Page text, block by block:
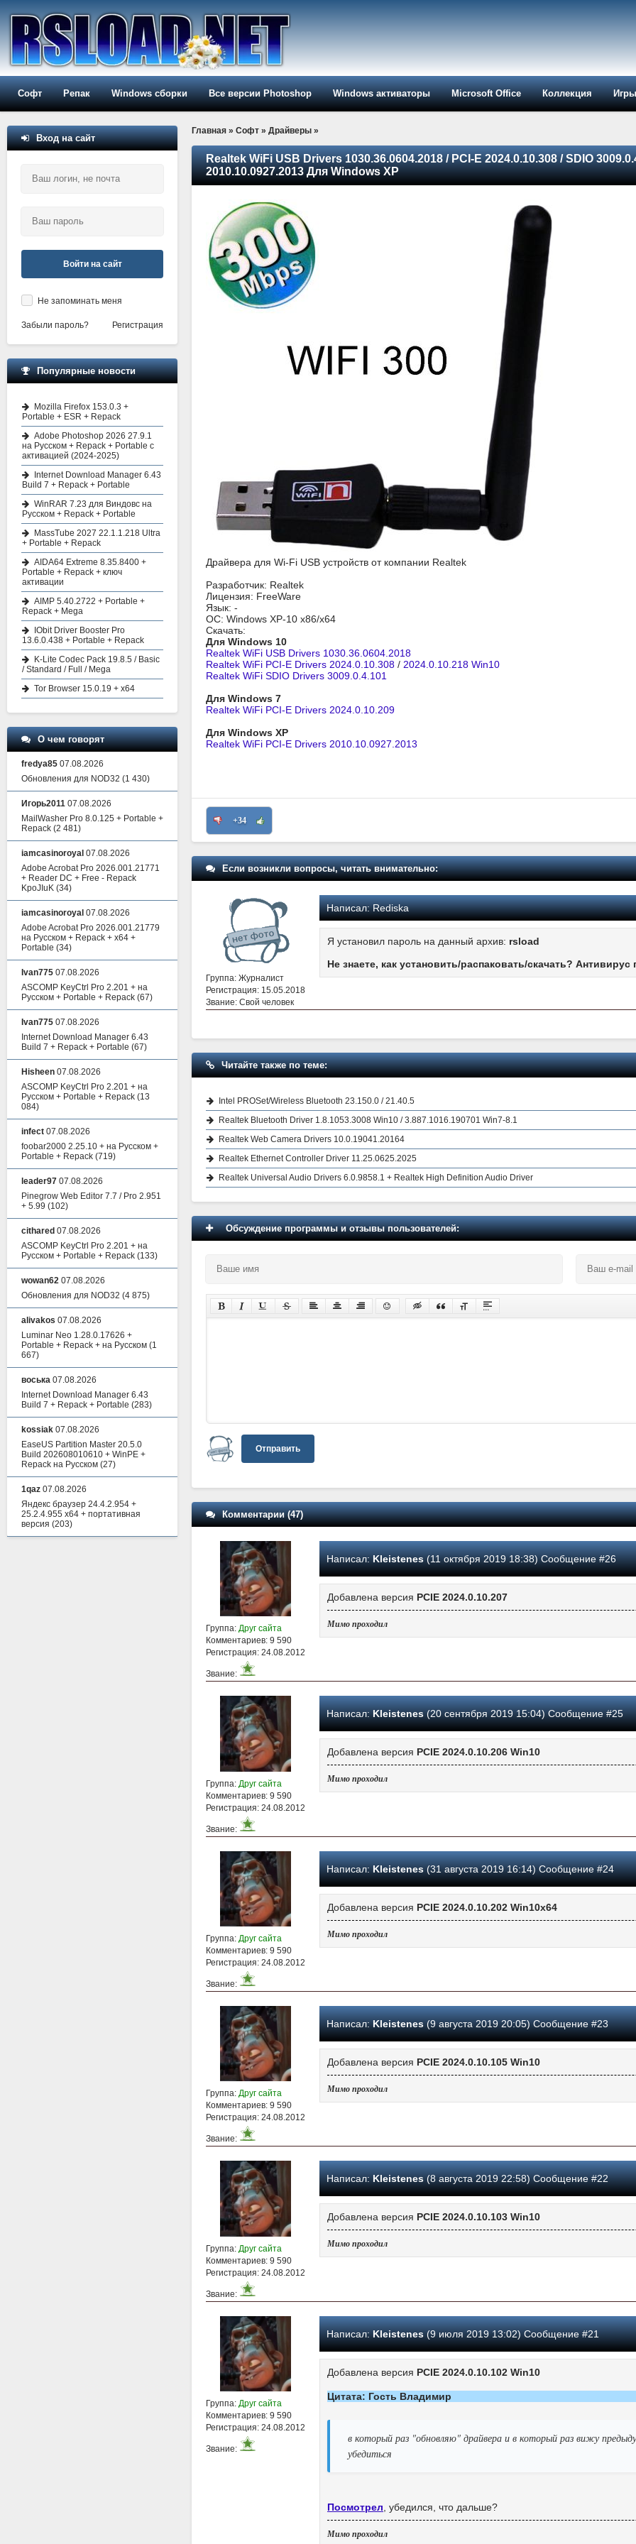
Софт Репак Windows сборки Все версии Photoshop Windows активаторы Microsoft Office Коллекция Игры
Главная » Софт » Драйверы »
Realtek WiFi USB Drivers 1030.36.0604.2018 / PCI-E 2024.0.10.308 / SDIO
2010.10.0927.2013 Для Windows XP
Драйвера для Wi-Fi USB устройств от компании Realtek
Разработчик: Realtek
Лицензия: FreeWare
Язык: -
ОС: Windows XP-10 x86/x64
Скачать:
Для Windows 10
Realtek WiFi USB Drivers 1030.36.0604.2018
Realtek WiFi PCI-E Drivers 2024.0.10.308 / 2024.0.10.218 Win10
Realtek WiFi SDIO Drivers 3009.0.4.101
Для Windows 7
Realtek WiFi PCI-E Drivers 2024.0.10.209
Для Windows XP
Realtek WiFi PCI-E Drivers 2010.10.0927.2013
+34
Если возникли вопросы, читать внимательно:
Группа: Журналист
Регистрация: 15.05.2018
Звание: Свой человек
Написал:Rediska
Я установил пароль на данный архив: rsload
Не знаете, как установить/распаковать/скачать?
Читайте также по теме:
Intel PROSet/Wireless Bluetooth 23.150.0 / 21.40.5
Realtek Bluetooth Driver 1.8.1053.3008 Win10 / 3.887.1016.190701 Win7-8.1
Realtek Web Camera Drivers 10.0.19041.20164
Realtek Ethernet Controller Driver 11.25.0625.2025
Realtek Universal Audio Drivers 6.0.9858.1 + Realtek High Definition Audio Driver
Обсуждение программы и отзывы пользователей:
Отправить
Комментарии (47)
Группа: Друг сайта
Комментариев: 9 590
Регистрация: 24.08.2012
Звание:
Написал: Kleistenes(11 октября 2019 18:38) Сообщение #26
Добавлена версия PCIE 2024.0.10.207
Мимо проходил
Группа: Друг сайта
Комментариев: 9 590
Регистрация: 24.08.2012
Звание:
Написал: Kleistenes(20 сентября 2019 15:04) Сообщение #25
Добавлена версия PCIE 2024.0.10.206 Win10
Мимо проходил
Группа: Друг сайта
Комментариев: 9 590
Регистрация: 24.08.2012
Звание:
Написал: Kleistenes(31 августа 2019 16:14) Сообщение #24
Добавлена версия PCIE 2024.0.10.202 Win10x64
Мимо проходил
Группа: Друг сайта
Комментариев: 9 590
Регистрация: 24.08.2012
Звание:
Написал: Kleistenes(9 августа 2019 20:05) Сообщение #23
Добавлена версия PCIE 2024.0.10.105 Win10
Мимо проходил
Группа: Друг сайта
Комментариев: 9 590
Регистрация: 24.08.2012
Звание:
Написал: Kleistenes(8 августа 2019 22:58) Сообщение #22
Добавлена версия PCIE 2024.0.10.103 Win10
Мимо проходил
Группа: Друг сайта
Комментариев: 9 590
Регистрация: 24.08.2012
Звание:
Написал: Kleistenes(9 июля 2019 13:02) Сообщение #21
Добавлена версия PCIE 2024.0.10.102 Win10
Цитата: Гость Владимир
в который раз "обновляю" драйвера и в который раз вижу
убедиться
Посмотрел , убедился, что дальше?
Мимо проходил
Вход на сайт
Войти на сайт
Не запоминать меня
Забыли пароль? Регистрация
Популярные новости
Mozilla Firefox 153.0.3 +
Portable + ESR + Repack
Adobe Photoshop 2026 27.9.1
на Русском + Repack + Portable с
активацией (2024-2025)
Internet Download Manager 6.43
Build 7 + Repack + Portable
WinRAR 7.23 для Виндовс на
Русском + Repack + Portable
MassTube 2027 22.1.1.218 Ultra
+ Portable + Repack
AIDA64 Extreme 8.35.8400 +
Portable + Repack + ключ
активации
AIMP 5.40.2722 + Portable +
Repack + Mega
IObit Driver Booster Pro
13.6.0.438 + Portable + Repack
K-Lite Codec Pack 19.8.5 / Basic
/ Standard / Full / Mega
Tor Browser 15.0.19 + x64
О чем говорят
fredya85 07.08.2026
Обновления для NOD32 (1 430)
Игорь2011 07.08.2026
MailWasher Pro 8.0.125 + Portable +
Repack (2 481)
iamcasinoroyal 07.08.2026
Adobe Acrobat Pro 2026.001.21771
+ Reader DC + Free - Repack
KpoJIuK (34)
iamcasinoroyal 07.08.2026
Adobe Acrobat Pro 2026.001.21779
на Русском + Repack + x64 +
Portable (34)
Ivan775 07.08.2026
ASCOMP KeyCtrl Pro 2.201 + на
Русском + Portable + Repack (67)
Ivan775 07.08.2026
Internet Download Manager 6.43
Build 7 + Repack + Portable (67)
Hisheen 07.08.2026
ASCOMP KeyCtrl Pro 2.201 + на
Русском + Portable + Repack (13
084)
infect 07.08.2026
foobar2000 2.25.10 + на Русском +
Portable + Repack (719)
leader97 07.08.2026
Pinegrow Web Editor 7.7 / Pro 2.951
+ 5.99 (102)
cithared 07.08.2026
ASCOMP KeyCtrl Pro 2.201 + на
Русском + Portable + Repack (133)
wowan62 07.08.2026
Обновления для NOD32 (4 875)
alivakos 07.08.2026
Luminar Neo 1.28.0.17626 +
Portable + Repack + на Русском (1
667)
воська 07.08.2026
Internet Download Manager 6.43
Build 7 + Repack + Portable (283)
kossiak 07.08.2026
EaseUS Partition Master 20.5.0
Build 202608010610 + WinPE +
Repack на Русском (27)
1qaz 07.08.2026
Яндекс браузер 24.4.2.954 +
25.2.4.955 x64 + портативная
версия (203)